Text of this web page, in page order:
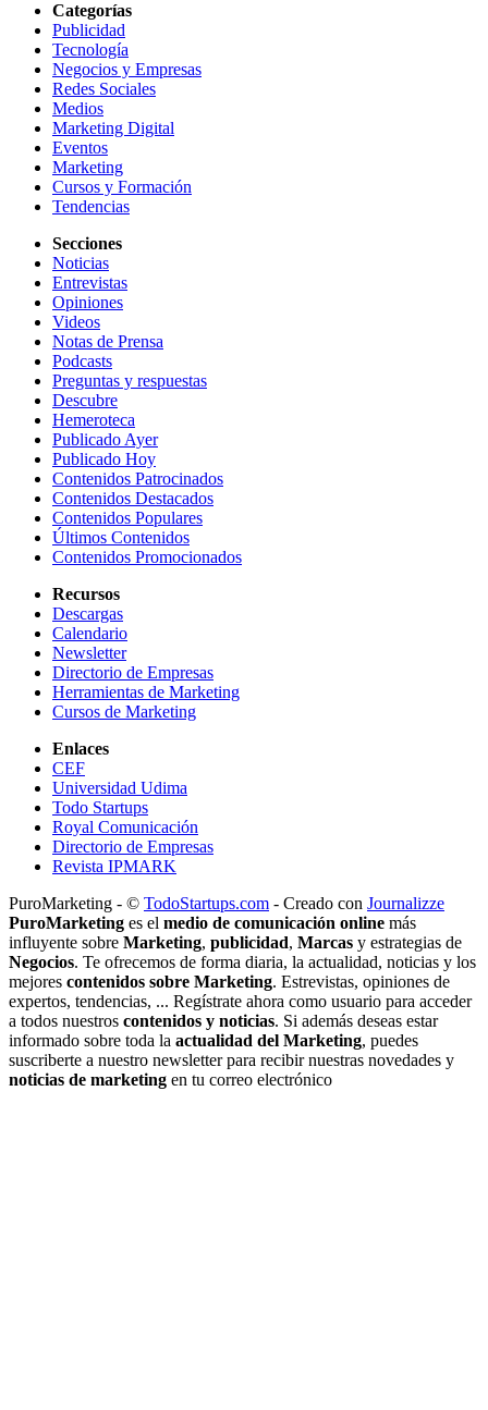
Categorías
Publicidad
Tecnología
Negocios y Empresas
Redes Sociales
Medios
Marketing Digital
Eventos
Marketing
Cursos y Formación
Tendencias
Secciones
Noticias
Entrevistas
Opiniones
Videos
Notas de Prensa
Podcasts
Preguntas y respuestas
Descubre
Hemeroteca
Publicado Ayer
Publicado Hoy
Contenidos Patrocinados
Contenidos Destacados
Contenidos Populares
Últimos Contenidos
Contenidos Promocionados
Recursos
Descargas
Calendario
Newsletter
Directorio de Empresas
Herramientas de Marketing
Cursos de Marketing
Enlaces
CEF
Universidad Udima
Todo Startups
Royal Comunicación
Directorio de Empresas
Revista IPMARK
PuroMarketing - © TodoStartups.com - Creado con Journalizze
PuroMarketing es el medio de comunicación online más
influyente sobre Marketing, publicidad, Marcas y estrategias de
Negocios. Te ofrecemos de forma diaria, la actualidad, noticias y los
mejores contenidos sobre Marketing. Estrevistas, opiniones de
expertos, tendencias, ... Regístrate ahora como usuario para acceder
a todos nuestros contenidos y noticias. Si además deseas estar
informado sobre toda la actualidad del Marketing, puedes
suscriberte a nuestro newsletter para recibir nuestras novedades y
noticias de marketing en tu correo electrónico